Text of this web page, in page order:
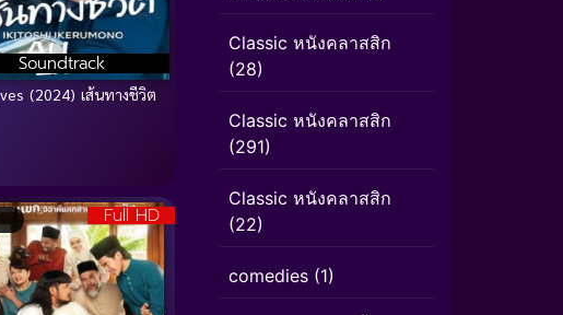
Soundtrack
(2024) เส้นทางชีวิต
Full HD
Classic หนังคลาสสิก
(28)
Classic หนังคลาสสิก
(291)
Classic หนังคลาสสิก
(22)
comedies (1)